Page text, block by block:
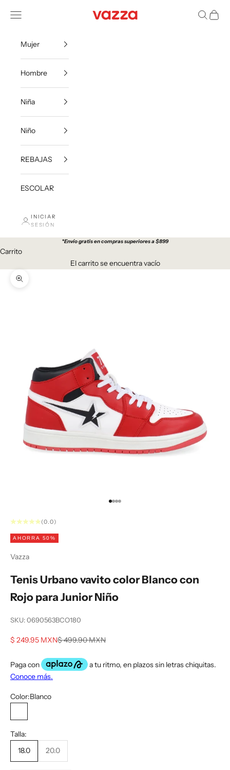
VazzaShoes
Menú Buscar
Carrito
Mujer
Hombre
Niña
Niño
REBAJAS
ESCOLAR
INICIAR
SESIÓN
*Envío gratis en compras superiores a $899
Carrito
El carrito se encuentra vacío
Zoom
Ir al artículo 1
Ir al artículo 2
Ir al artículo 3
Ir al artículo 4
(0.0)
AHORRA 50%
Vazza
Tenis Urbano vavito color Blanco con
Rojo para Junior Niño
SKU: 0690563BCO180
Precio de oferta
$ 249.95 MXNPrecio normal
$ 499.90 MXN
Color:Blanco
Talla:
18.0
20.0